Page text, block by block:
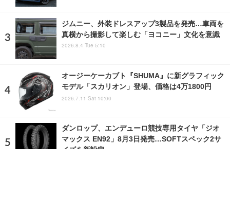
ジムニー、外装ドレスアップ3製品を発売…車両を
真横から撮影して楽しむ「ヨコニー」文化を意識
2026.8.4 Tue 5:10
オージーケーカブト『SHUMA』に新グラフィック
モデル「スカリオン」登場、価格は4万1800円
2026.7.11 Sat 10:00
ダンロップ、エンデューロ競技専用タイヤ「ジオ
マックス EN92」8月3日発売…SOFTスペック2サ
イズを新設定